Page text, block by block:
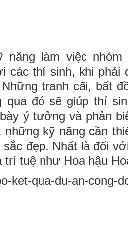
năng làm việc
các thí sinh, khi phải
tranh cãi, bất
qua đó sẽ giúp thí
ý tưởng và phản
kỹ năng cần
sắc đẹp. Nhất là đối
tuệ như Hoa hậu